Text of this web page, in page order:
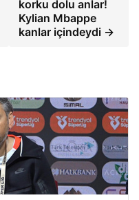
korku dolu anlar!
Kylian Mbappe
kanlar içindeydi →